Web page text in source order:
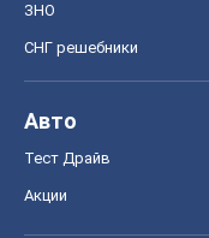
ЗНО
СНГ решебники
Авто
Тест Драйв
Акции